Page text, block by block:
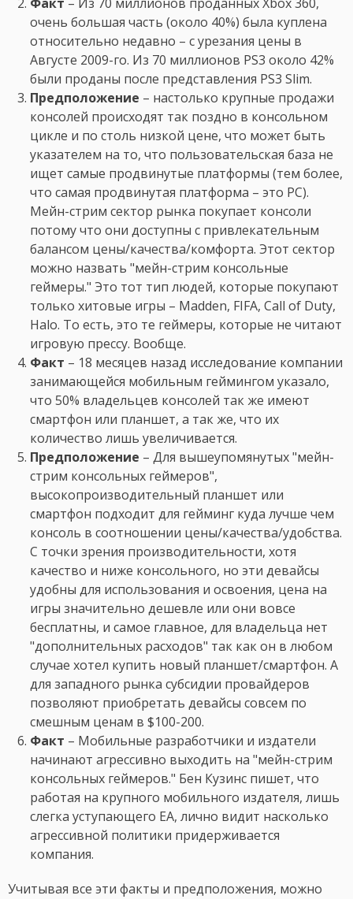
очень большая часть (около 40%) была куплена
относительно недавно – с урезания цены в
Августе 2009-го. Из 70 миллионов PS3 около 42%
были проданы после представления PS3 Slim.
Предположение – настолько крупные продажи
консолей происходят так поздно в консольном
цикле и по столь низкой цене, что может быть
указателем на то, что пользовательская база не
ищет самые продвинутые платформы (тем более,
что самая продвинутая платформа – это PC).
Мейн-стрим сектор рынка покупает консоли
потому что они доступны с привлекательным
балансом цены/качества/комфорта. Этот сектор
можно назвать "мейн-стрим консольные
геймеры." Это тот тип людей, которые покупают
только хитовые игры – Madden, FIFA, Call of Duty,
Halo. То есть, это те геймеры, которые не читают
игровую прессу. Вообще.
Факт – 18 месяцев назад исследование компании
занимающейся мобильным геймингом указало,
что 50% владельцев консолей так же имеют
смартфон или планшет, а так же, что их
количество лишь увеличивается.
Предположение – Для вышеупомянутых "мейн-
стрим консольных геймеров",
высокопроизводительный планшет или
смартфон подходит для гейминг куда лучше чем
консоль в соотношении цены/качества/удобства.
С точки зрения производительности, хотя
качество и ниже консольного, но эти девайсы
удобны для использования и освоения, цена на
игры значительно дешевле или они вовсе
бесплатны, и самое главное, для владельца нет
"дополнительных расходов" так как он в любом
случае хотел купить новый планшет/смартфон. А
для западного рынка субсидии провайдеров
позволяют приобретать девайсы совсем по
смешным ценам в $100-200.
Факт – Мобильные разработчики и издатели
начинают агрессивно выходить на "мейн-стрим
консольных геймеров." Бен Кузинс пишет, что
работая на крупного мобильного издателя, лишь
слегка уступающего EA, лично видит насколько
агрессивной политики придерживается
компания.
Учитывая все эти факты и предположения, можно